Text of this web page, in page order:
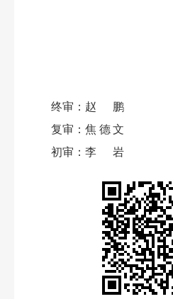
终审： 赵鹏
复审： 焦德文
初审： 李岩